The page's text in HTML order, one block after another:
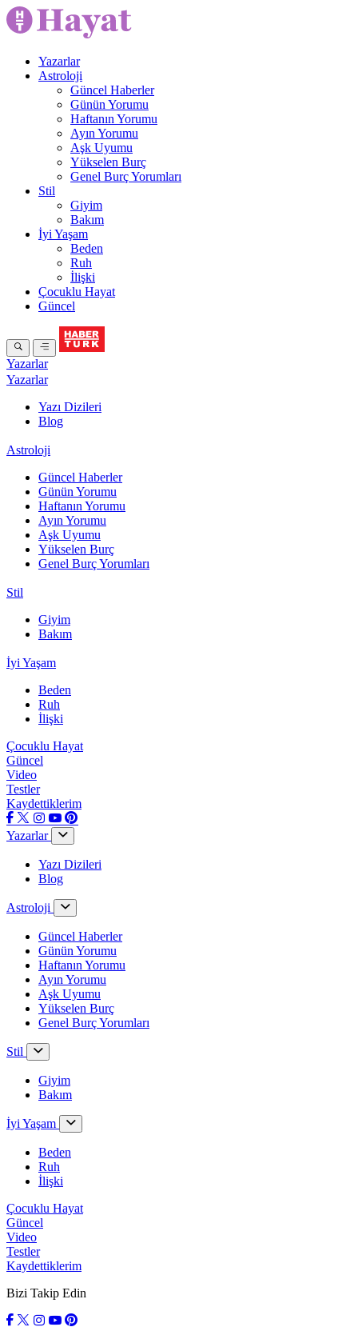
Yazarlar
Astroloji
Güncel Haberler
Günün Yorumu
Haftanın Yorumu
Ayın Yorumu
Aşk Uyumu
Yükselen Burç
Genel Burç Yorumları
Stil
Giyim
Bakım
İyi Yaşam
Beden
Ruh
İlişki
Çocuklu Hayat
Güncel
Yazarlar
Yazarlar
Yazı Dizileri
Blog
Astroloji
Güncel Haberler
Günün Yorumu
Haftanın Yorumu
Ayın Yorumu
Aşk Uyumu
Yükselen Burç
Genel Burç Yorumları
Stil
Giyim
Bakım
İyi Yaşam
Beden
Ruh
İlişki
Çocuklu Hayat
Güncel
Video
Testler
Kaydettiklerim
Yazarlar
Yazı Dizileri
Blog
Astroloji
Güncel Haberler
Günün Yorumu
Haftanın Yorumu
Ayın Yorumu
Aşk Uyumu
Yükselen Burç
Genel Burç Yorumları
Stil
Giyim
Bakım
İyi Yaşam
Beden
Ruh
İlişki
Çocuklu Hayat
Güncel
Video
Testler
Kaydettiklerim
Bizi Takip Edin